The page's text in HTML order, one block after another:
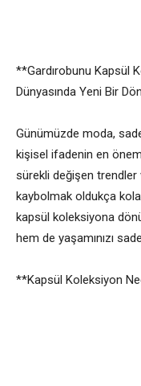
**Gardırobunu Kapsül
Dünyasında Yeni Bir
Günümüzde moda,
kişisel ifadenin en
sürekli değişen trendler
kaybolmak oldukça
kapsül koleksiyona
hem de yaşamınızı
**Kapsül Koleksiyon